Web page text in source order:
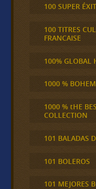
100 SUPER
100 TITRES
FRANCAISE
100% GLOBAL
1000 %
1000 % tHE
COLLECTION
101 BALADAS
101 BOLEROS
101 MEJORES